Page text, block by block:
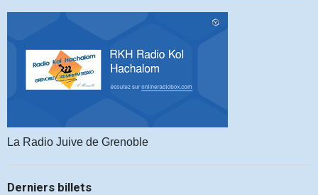
La Radio Juive de Grenoble
Derniers billets